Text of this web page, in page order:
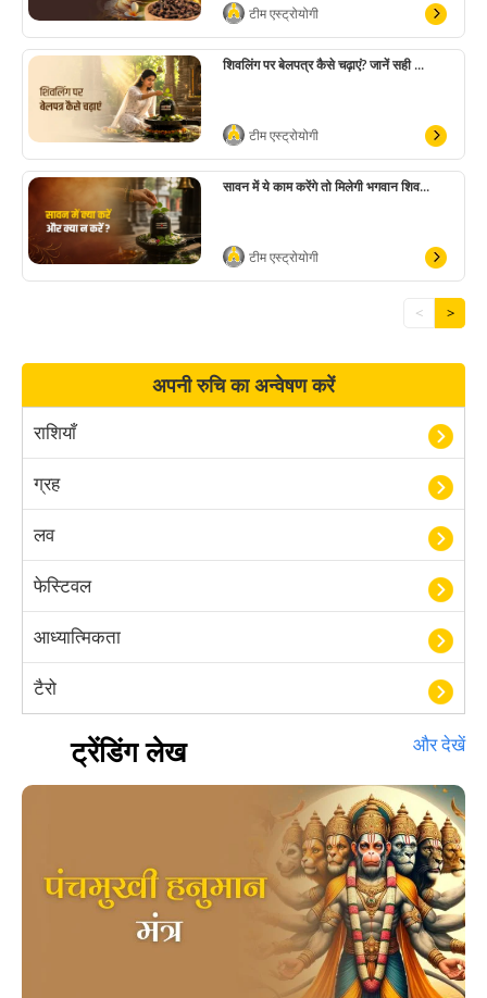
टीम एस्ट्रोयोगी
शिवलिंग पर बेलपत्र कैसे चढ़ाएं? जानें सही ...
टीम एस्ट्रोयोगी
सावन में ये काम करेंगे तो मिलेगी भगवान शिव...
टीम एस्ट्रोयोगी
< >
अपनी रुचि का अन्वेषण करें
राशियाँ
ग्रह
लव
फेस्टिवल
आध्यात्मिकता
टैरो
हस्तरेखा शास्त्र
बॉलीवुड
खेल
ट्रेंडिंग लेख और देखें